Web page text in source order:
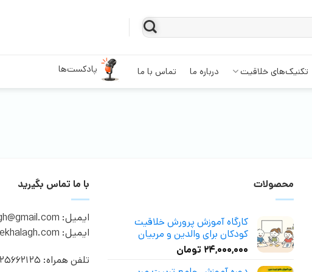
تکنیک‌های خلاقیت درباره ما تماس با ما پادکست‌ها
محصولات
کارگاه آموزش پرورش خلاقیت
کودکان برای والدین و مربیان
۲۴,۰۰۰,۰۰۰ تومان
با ما تماس بگیرید
ایمیل: moalemekhalagh@gmail.com
ایمیل: info@moalemekhalagh.com
تلفن همراه: 09125662125